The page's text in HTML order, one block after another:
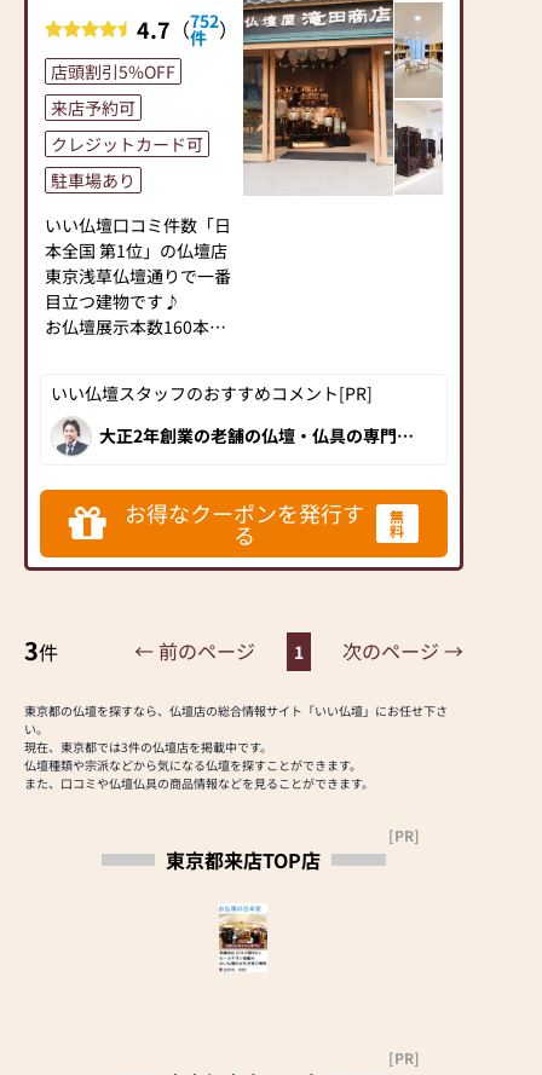
おりますので、安心して
お買い物をお楽しみいた
だけます。
また、スタッフ一同、お
客様のご要望に丁寧にお
応えいたします。お仏壇
や仏具に関するご質問や
し、最適なアドバイスを
いたします。お客様のご
満足度を最優先に考え、
心からのおもてなしを提
供いたします。
お客様の大切なご供養に
寄り添い、お手伝いさせ
ていただきます。ぜひ一
度、当店にお越しくださ
仏壇や仏具をご覧いただ
けます。スタッフ一同、
心よりお待ちしておりま
＝＝＝＝========
「お盆のご準備はととの
いましたか？」
新盆をお迎えする皆様に
手作りテキストをご用意
してご準備のレクチャー
を致します。
お応え出来るようにスッ
タフも日々勉強しており
ます。
お気軽にお声をお掛け下
さいませ。
金森店
小さいお仏壇から伝統的
な立派なお仏壇まで広い
店内をゆっくりと品定め
新しいお仏壇をご購入の
お客様は今ある古いお仏
壇を無料でお引き取り致
す。）
なサイズとデザインのモ
ダン仏壇をセール価格に
て展示しております。
もちろん「東京仏壇」
8/31まで大幅値下げを
ご家族でご覧になりにい
らっしゃって見て下さい
4.7 （752
件 ）
店頭割引5%OFF
来店予約可
クレジットカード可
駐車場あり
いい仏壇口コミ件数「日
本全国 第1位」の仏壇店
東京浅草仏壇通りで一番
目立つ建物です♪
お仏壇展示本数160本以
モダン仏壇・ミニ仏壇か
ら伝統型仏壇、祖霊舎ま
で豊富な品揃え。
す。
年中無休ですので、お気
軽にご来店ください。
13名の仏事コーディネー
でもご相談を受付けま
どこよりも安い価格で、
どこよりも親切な接客で
また、下の「イチ押し記
そちらに、たくさんのお
いい仏壇スタッフのおすすめコメント[PR]
大正2年創業の老舗の仏壇・仏具の専門
店。様々なタイプの高品質なお仏壇を豊
な店内で、くつろぎながらお買い物いた
だけます！丁寧に説明してくださる接客
対応も安心です。
お得なクーポンを発行す
る
無
料
3件 ← 前のページ 1 次のページ →
東京都の仏壇を探すなら、仏壇店の総合情報サイト「いい仏壇」にお任せ下さ
い。
現在、東京都では3件の仏壇店を掲載中です。
仏壇種類や宗派などから気になる仏壇を探すことができます。
また、口コミや仏壇仏具の商品情報などを見ることができます。
東京都来店TOP店
[PR]
[PR]